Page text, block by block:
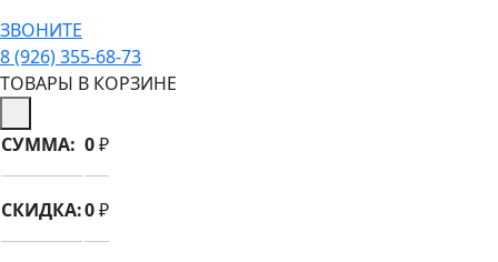
ЗВОНИТЕ
8 (926) 355-68-73
ТОВАРЫ В КОРЗИНЕ
СУММА: 0₽
СКИДКА:0₽